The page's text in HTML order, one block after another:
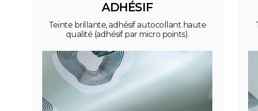
ADHÉSIF
Teinte brillante, adhésif autocollant haute
qualité (adhésif par micro points).